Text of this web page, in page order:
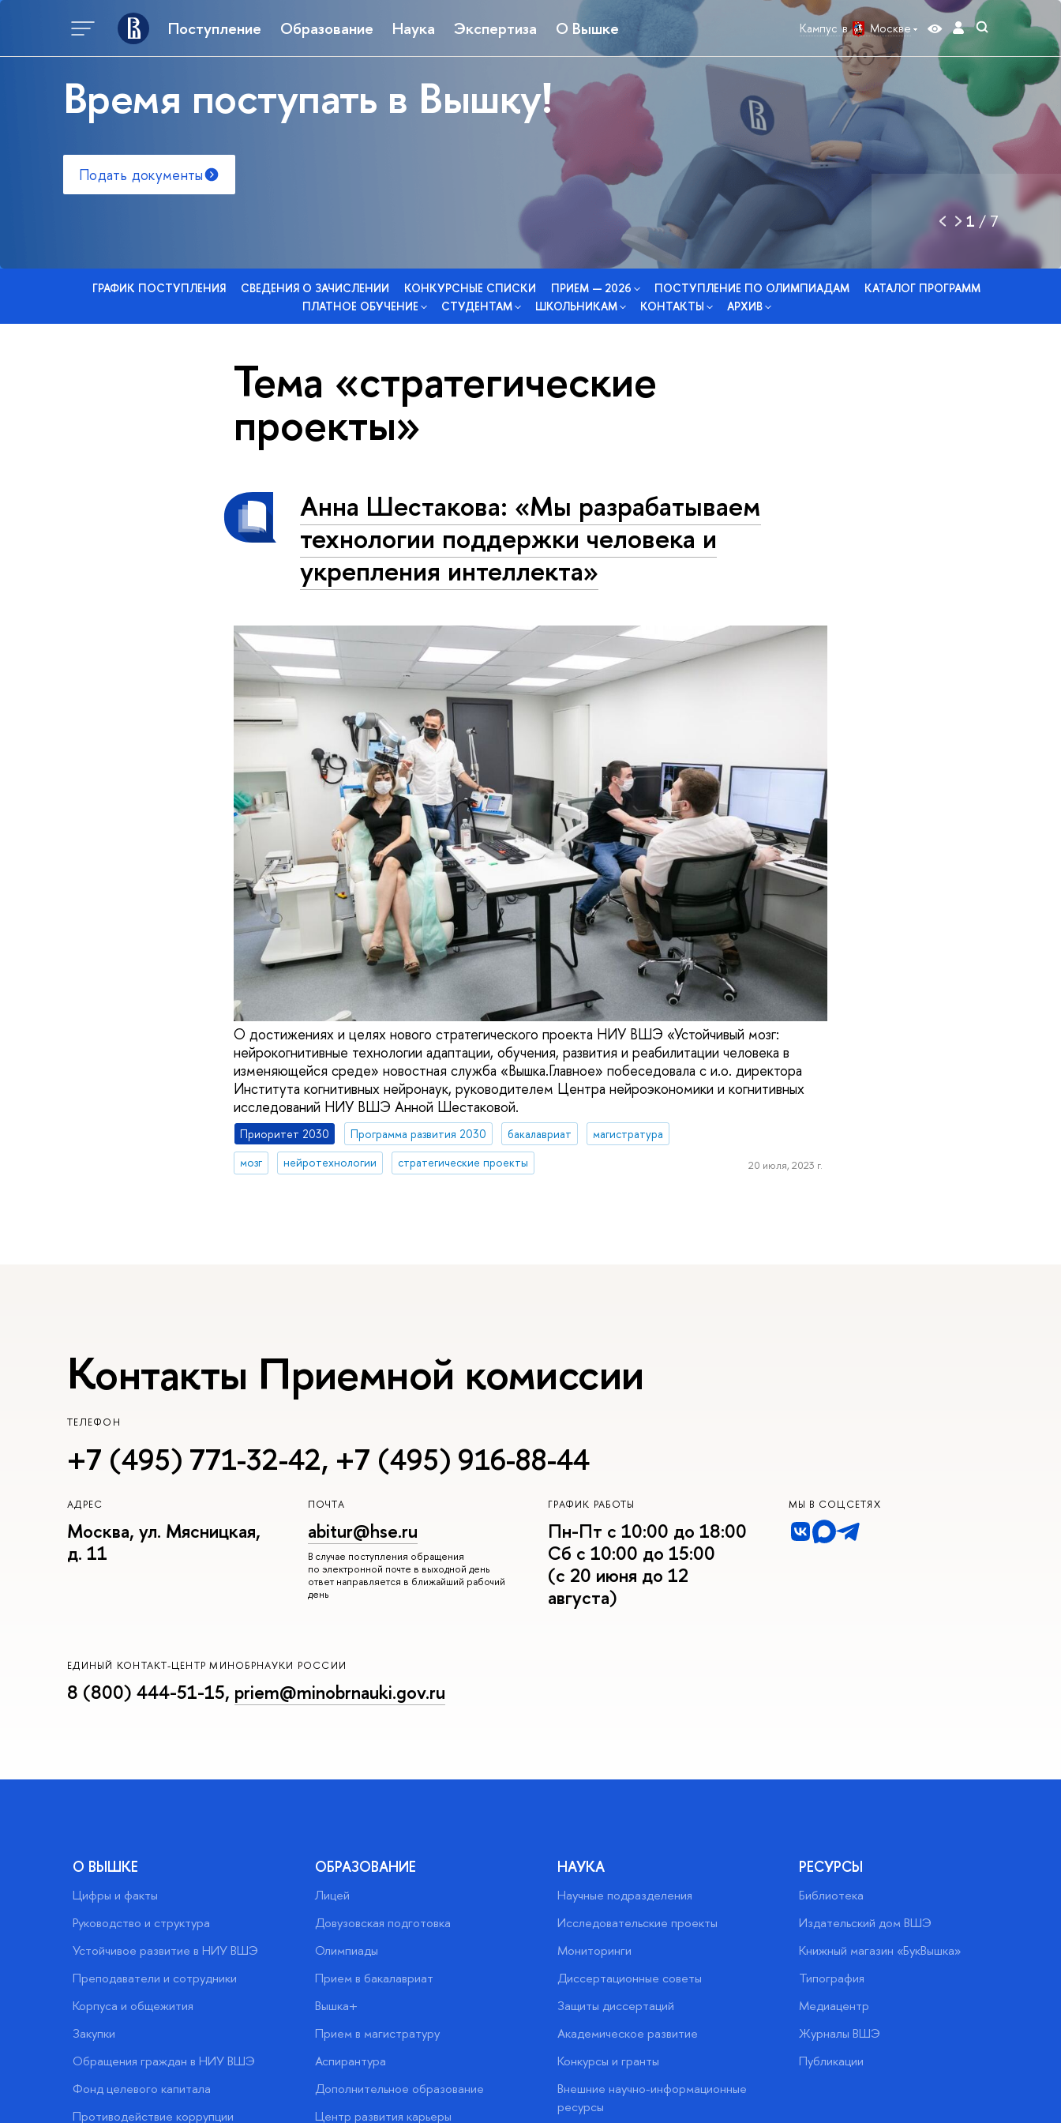
Поступление Образование Наука Экспертиза О Вышке Кампус в Москве
Время поступать в Вышку!
Подать документы
1 /7
ГРАФИК ПОСТУПЛЕНИЯ СВЕДЕНИЯ О ЗАЧИСЛЕНИИ КОНКУРСНЫЕ СПИСКИ ПРИЕМ — 2026 ПОСТУПЛЕНИЕ ПО ОЛИМПИАДАМ
КАТАЛОГ ПРОГРАММ
ПЛАТНОЕ ОБУЧЕНИЕ
СТУДЕНТАМ ШКОЛЬНИКАМ КОНТАКТЫ АРХИВ
Тема «стратегические
проекты»
Анна Шестакова: «Мы разрабатываем
технологии поддержки человека и
укрепления интеллекта»
О достижениях и целях нового стратегического проекта НИУ ВШЭ «Устойчивый мозг:
нейрокогнитивные технологии адаптации, обучения, развития и реабилитации человека в
изменяющейся среде» новостная служба «Вышка.Главное» побеседовала с и.о. директора
Института когнитивных нейронаук, руководителем Центра нейроэкономики и когнитивных
исследований НИУ ВШЭ Анной Шестаковой.
Приоритет 2030 Программа развития 2030 бакалавриат
магистратура
мозг
нейротехнологии стратегические проекты 20 июля, 2023 г.
Контакты Приемной комиссии
ТЕЛЕФОН
+7 (495) 771-32-42, +7 (495) 916-88-44
АДРЕС
Москва, ул. Мясницкая,
д. 11
ПОЧТА
abitur@hse.ru
В случае поступления обращения
по электронной почте в выходной день
ответ направляется в ближайший рабочий
день
ГРАФИК РАБОТЫ
Пн-Пт с 10:00 до 18:00
Сб с 10:00 до 15:00
(с 20 июня до 12
августа)
МЫ В СОЦСЕТЯХ
ЕДИНЫЙ КОНТАКТ-ЦЕНТР МИНОБРНАУКИ РОССИИ
8 (800) 444-51-15, priem@minobrnauki.gov.ru
О ВЫШКЕ
Цифры и факты
Руководство и структура
Устойчивое развитие в НИУ ВШЭ
Преподаватели и сотрудники
Корпуса и общежития
Закупки
Обращения граждан в НИУ ВШЭ
Фонд целевого капитала
Противодействие коррупции
ОБРАЗОВАНИЕ
Лицей
Довузовская подготовка
Олимпиады
Прием в бакалавриат
Вышка+
Прием в магистратуру
Аспирантура
Дополнительное образование
Центр развития карьеры
НАУКА
Научные подразделения
Исследовательские проекты
Мониторинги
Диссертационные советы
Защиты диссертаций
Академическое развитие
Конкурсы и гранты
Внешние научно-информационные
ресурсы
РЕСУРСЫ
Библиотека
Издательский дом ВШЭ
Книжный магазин «БукВышка»
Типография
Медиацентр
Журналы ВШЭ
Публикации